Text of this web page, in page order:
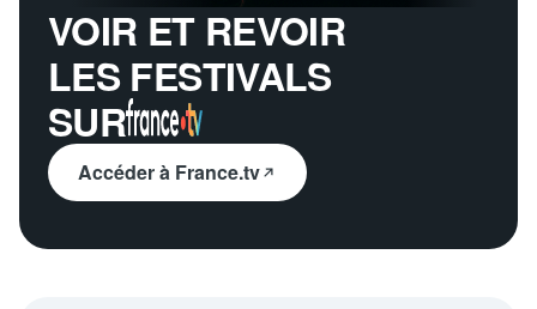
VOIR ET REVOIR
LES FESTIVALS
SUR
Accéder à France.tv